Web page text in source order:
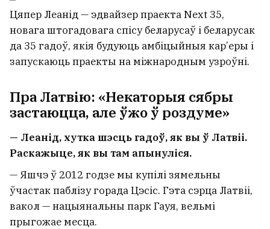
Цяпер Леанід — эдвайзер праекта Next 35,
новага штогадовага спісу беларусаў і беларусак
да 35 гадоў, якія будуюць амбіцыйныя кар’еры і
запускаюць праекты на міжнародным узроўні.
Пра Латвію: «Некаторыя сябры
застаюцца, але ўжо ў роздуме»
— Леанід, хутка шэсць гадоў, як вы ў Латвіі.
Раскажыце, як вы там апынуліся.
— Яшчэ ў 2012 годзе мы купілі зямельны
ўчастак паблізу горада Цэсіс. Гэта сэрца Латвіі,
вакол — нацыянальны парк Гауя, вельмі
прыгожае месца.